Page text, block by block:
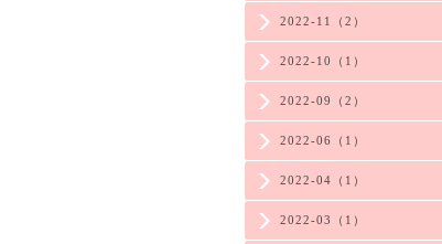
2022-11（2）
2022-10（1）
2022-09（2）
2022-06（1）
2022-04（1）
2022-03（1）